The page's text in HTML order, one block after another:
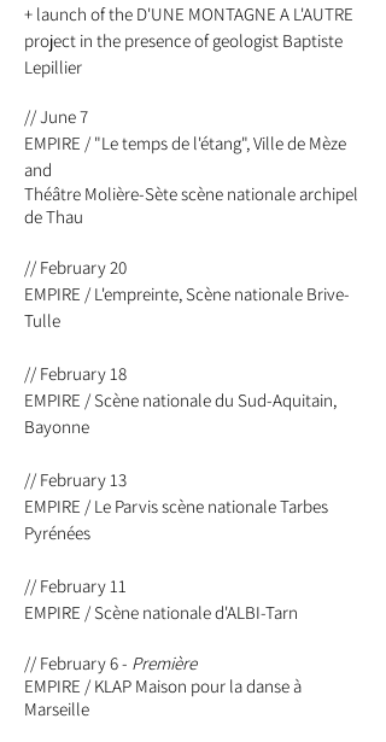
+ launch of the D'UNE MONTAGNE A L'AUTRE
project in the presence of geologist Baptiste
Lepillier
// June 7
EMPIRE / "Le temps de l'étang", Ville de Mèze
and
Théâtre Molière-Sète scène nationalearchipel
de Thau
// February 20
EMPIRE / L'empreinte, Scène nationale Brive-
Tulle
// February18
EMPIRE / Scène nationale du Sud-Aquitain,
Bayonne
// February 13
EMPIRE / Le Parvis scène nationale Tarbes
Pyrénées
// February 11
EMPIRE / Scène nationale d'ALBI-Tarn
// February 6 - Première
EMPIRE / KLAP Maison pour la danse à
Marseille